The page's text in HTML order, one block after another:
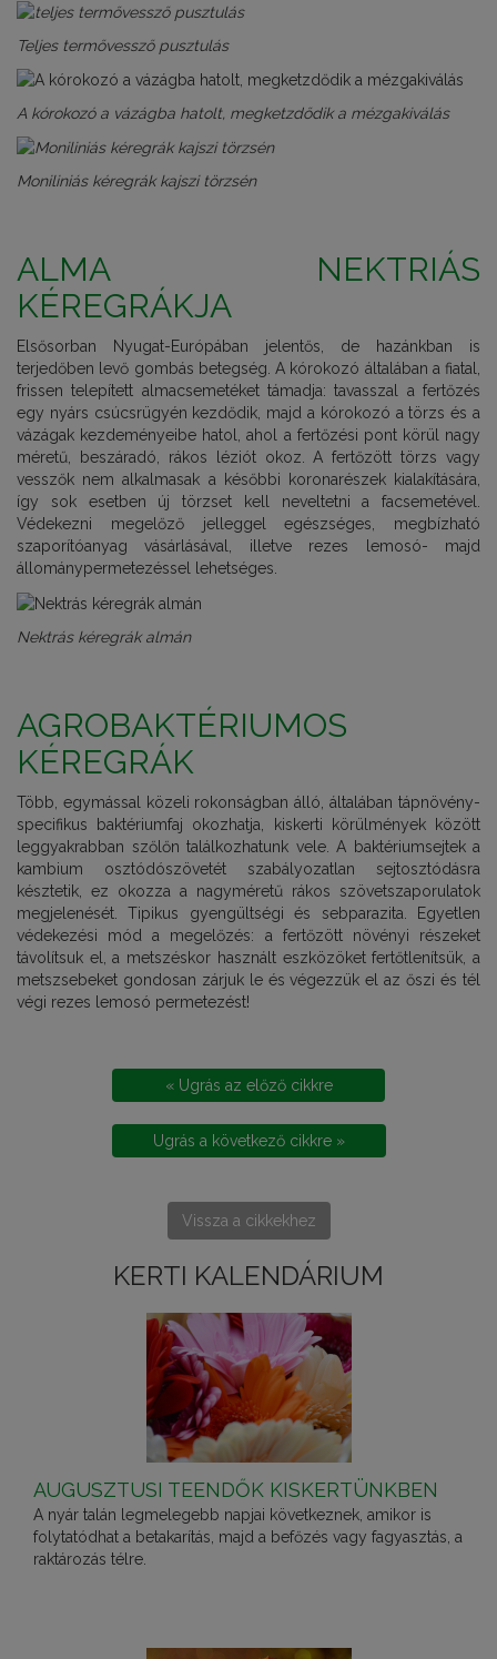
Teljes termővessző pusztulás
A kórokozó a vázágba hatolt, megketzdődik a mézgakiválás
Moniliniás kéregrák kajszi törzsén
ALMA NEKTRIÁS
KÉREGRÁKJA
Elsősorban Nyugat-Európában jelentős, de hazánkban is
terjedőben levő gombás betegség. A kórokozó általában a fiatal,
frissen telepített almacsemetéket támadja: tavasszal a fertőzés
egy nyárs csúcsrügyén kezdődik, majd a kórokozó a törzs és a
vázágak kezdeményeibe hatol, ahol a fertőzési pont körül nagy
méretű, beszáradó, rákos léziót okoz. A fertőzött törzs vagy
vesszők nem alkalmasak a későbbi koronarészek kialakítására,
így sok esetben új törzset kell neveltetni a facsemetével.
Védekezni megelőző jelleggel egészséges, megbízható
szaporítóanyag vásárlásával, illetve rezes lemosó- majd
állománypermetezéssel lehetséges.
Nektrás kéregrák almán
AGROBAKTÉRIUMOS
KÉREGRÁK
Több, egymással közeli rokonságban álló, általában tápnövény-
specifikus baktériumfaj okozhatja, kiskerti körülmények között
leggyakrabban szőlőn találkozhatunk vele. A baktériumsejtek a
kambium osztódószövetét szabályozatlan sejtosztódásra
késztetik, ez okozza a nagyméretű rákos szövetszaporulatok
megjelenését. Tipikus gyengültségi és sebparazita. Egyetlen
védekezési mód a megelőzés: a fertőzött növényi részeket
távolítsuk el, a metszéskor használt eszközöket fertőtlenítsük, a
metszsebeket gondosan zárjuk le és végezzük el az őszi és tél
végi rezes lemosó permetezést!
« Ugrás az előző cikkre
Ugrás a következő cikkre »
Vissza a cikkekhez
KERTI KALENDÁRIUM
AUGUSZTUSI TEENDŐK KISKERTÜNKBEN
A nyár talán legmelegebb napjai következnek, amikor is
folytatódhat a betakarítás, majd a befőzés vagy fagyasztás, a
raktározás télre.